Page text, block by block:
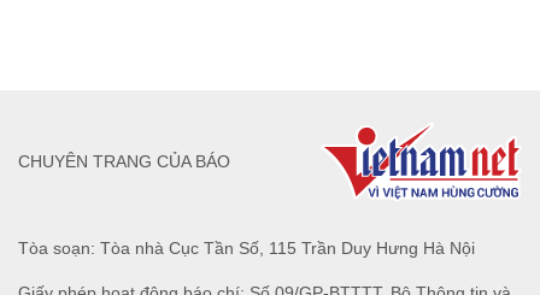
Tòa soạn: Tòa nhà Cục Tần Số, 115 Trần Duy Hưng Hà Nội
CHUYÊN TRANG CỦA BÁO